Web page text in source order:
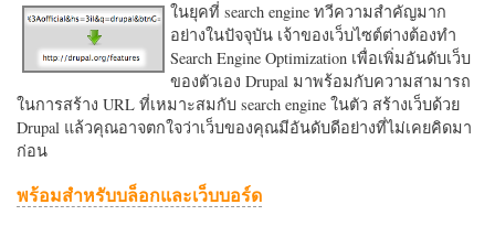
ในยุคที่ search engine ทวีความสำคัญมาก
อย่างในปัจจุบัน เจ้าของเว็บไซต์ต่างต้องทำ
Search Engine Optimization เพื่อเพิ่มอันดับเว็บ
ของตัวเอง Drupal มาพร้อมกับความสามารถ
ในการสร้าง URL ที่เหมาะสมกับ search engine ในตัว สร้างเว็บด้วย
Drupal แล้วคุณอาจตกใจว่าเว็บของคุณมีอันดับดีอย่างที่ไม่เคยคิดมา
ก่อน
พร้อมสำหรับบล็อกและเว็บบอร์ด